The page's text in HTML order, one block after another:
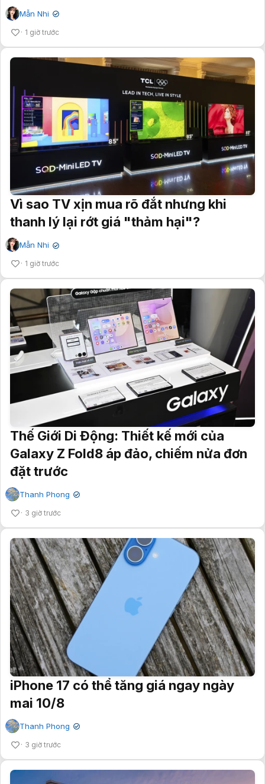
Mẫn Nhi ✔
1 giờ trước
Vì sao TV xịn mua rõ đắt nhưng khi
thanh lý lại rớt giá "thảm hại"?
Mẫn Nhi ✔
1 giờ trước
Thế Giới Di Động: Thiết kế mới của
Galaxy Z Fold8 áp đảo, chiếm nửa đơn
đặt trước
Thanh Phong ✔
3 giờ trước
iPhone 17 có thể tăng giá ngay ngày
mai 10/8
Thanh Phong ✔
3 giờ trước